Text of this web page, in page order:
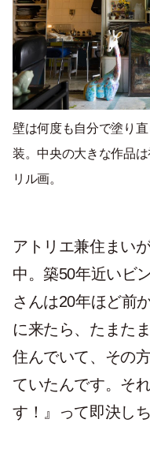
壁は何度も自分で塗り
装。中央の大きな作品
リル画。
アトリエ兼住まい
中。築50年近いビ
さんは20年ほど前
に来たら、たまた
住んでいて、その
ていたんです。そ
す！』って即決し